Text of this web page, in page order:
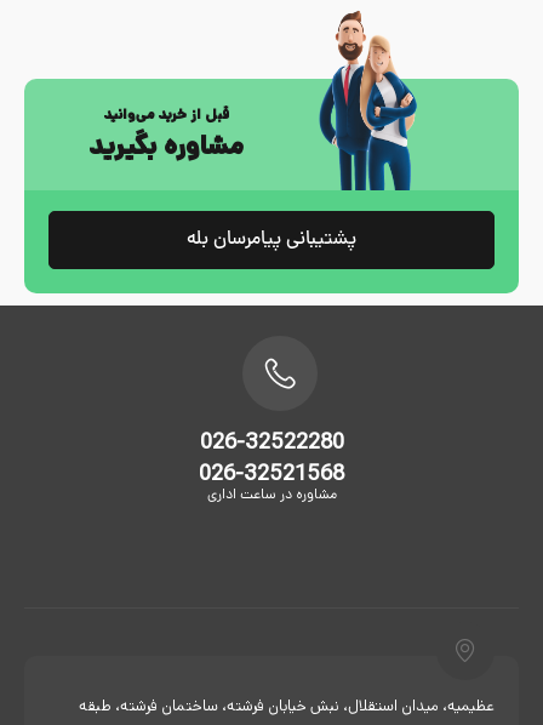
قبل از خرید می‌وانید
مشاوره بگیرید
پشتیبانی پیامرسان بله
026-32522280
026-32521568
مشاوره در ساعت اداری
عظیمیه، میدان استقلال، نبش خیابان فرشته، ساختمان فرشته، طبقه